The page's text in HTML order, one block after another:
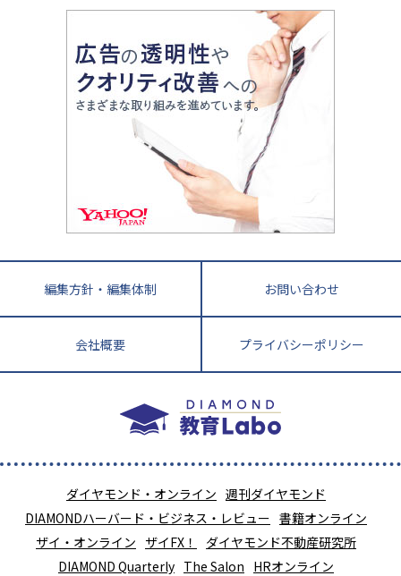
大阪府
兵庫県 京都府 奈良県
和歌山県
鳥取県
島根県 岡山県 広島県
香川県
高知県
長崎県 熊本県
鹿児島県 沖縄県
教育全般
大学受験塾の選び方
中学受験に熱心な市区町村ランキング
小学校受験
家庭教師
運動と遊びを考える
情報Ⅰ、数学が苦手な人注目！最短距離の学力
アップ法
悩み多き「大学受験」相談室
英語・英会話・英検対策
小学校教師が解説！中学受験のリアル
教育ジャーナリストが徹底解説！ 大学受験の羅
大学入試改革
ママテクエグザム
進化する中高一貫校・高校
編集方針・編集体制 お問い合わせ
会社概要 プライバシーポリシー
ダイヤモンド・オンライン 週刊ダイヤモンド
DIAMONDハーバード・ビジネス・レビュー 書籍オンライン
ザイ・オンライン ザイFX！
ダイヤモンド不動産研究所
DIAMOND Quarterly The Salon HRオンライン